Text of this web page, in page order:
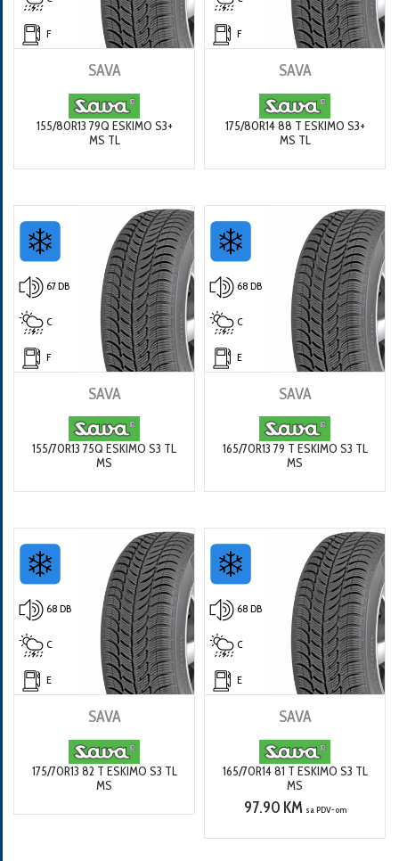
F
SAVA
155/80R13 79Q ESKIMO S3+
MS TL
F
SAVA
175/80R14 88 T ESKIMO S3+
MS TL
67 DB
C
F
SAVA
155/70R13 75Q ESKIMO S3 TL
MS
68 DB
C
E
SAVA
165/70R13 79 T ESKIMO S3 TL
MS
68 DB
C
E
SAVA
175/70R13 82 T ESKIMO S3 TL
MS
68 DB
C
E
SAVA
165/70R14 81 T ESKIMO S3 TL
MS
97.90 KM sa PDV-om